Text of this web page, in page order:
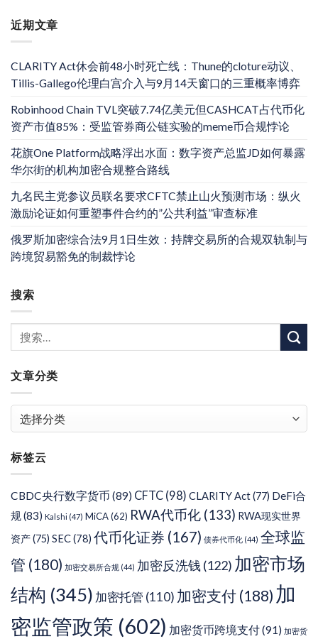
近期文章
CLARITY Act休会前48小时死亡线：Thune的cloture动议、
Tillis-Gallego伦理白宫介入与9月14天窗口的三重概率博弈
Robinhood Chain TVL突破7.74亿美元但CASHCAT占代币化
资产市值85%：受监管券商公链实验的meme币合规悖论
花旗One Platform战略浮出水面：数字资产总监JD如何暴露
华尔街的机构加密合规整合路线
九名民主党参议员联名要求CFTC禁止山火预测市场：纵火
激励论证如何重塑事件合约的”公共利益”审查标准
俄罗斯加密综合法9月1日生效：持牌交易所的合规双轨制与
跨境贸易豁免的制裁悖论
搜索
文章分类
类
标签云
CBDC央行数字货币 (89) CFTC (98) CLARITY Act(77) DeFi合
规(83) Kalshi (47) MiCA(62) RWA代币化 (133) RWA现实世界
资产(75) SEC(78) 代币化证券 (167) 债券代币化 (44) 全球监
管 (180) 加密交易所合规 (44) 加密反洗钱 (122) 加密市场
结构 (345) 加密托管 (110) 加密支付 (188) 加
密监管政策 (602) 加密货币跨境支付(91) 加密货